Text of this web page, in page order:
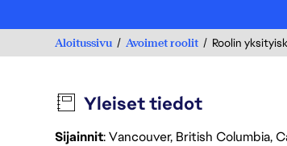
Aloitussivu Avoimet roolit Roolin
Yleiset tiedot
Sijainnit: Vancouver, British Columbia,